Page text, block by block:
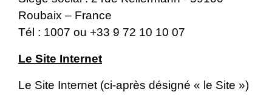
Roubaix – France
Tél : 1007 ou +33 9 72 10 10 07
Le Site Internet
Le Site Internet (ci-après désigné « le Site »)